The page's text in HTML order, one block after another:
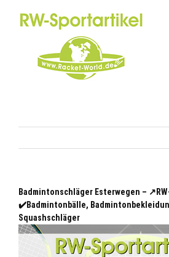
Badmintonschläger Esterwegen –
✔️Badmintonbälle,
Squashschläger